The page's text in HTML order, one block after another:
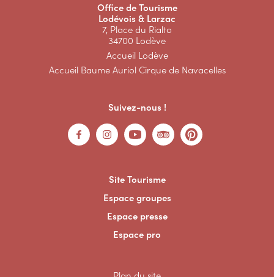
Office de Tourisme
Lodévois & Larzac
7, Place du Rialto
34700 Lodève
Accueil Lodève
Accueil Baume Auriol Cirque de Navacelles
Suivez-nous !
Site Tourisme
Espace groupes
Espace presse
Espace pro